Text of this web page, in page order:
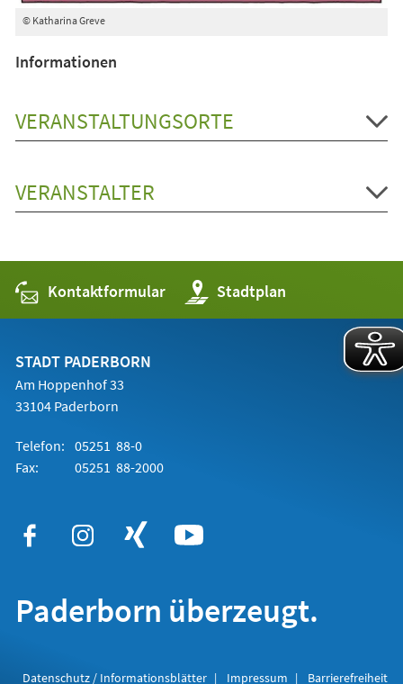
© Katharina Greve
Informationen
VERANSTALTUNGSORTE
VERANSTALTER
Kontaktformular Stadtplan
(Öffnet
in
einem
STADT PADERBORN
Am Hoppenhof 33
33104 Paderborn
Telefon: 05251 88-0
Fax:
05251 88-2000
Paderborn überzeugt.
Datenschutz / Informationsblätter Impressum Barrierefreiheit